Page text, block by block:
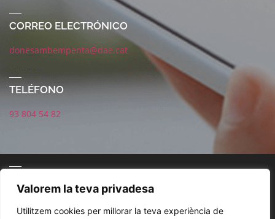
Valorem la teva privadesa
Utilitzem cookies per millorar la teva experiència de
CORREO ELECTRÓNICO
donesambempenta@dae.cat
TELÉFONO
93 804 54 82